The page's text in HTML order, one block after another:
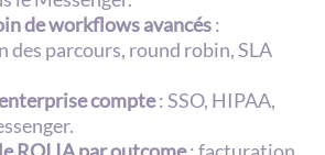
de workflows avancés :
parcours, round robin, SLA
compte : SSO, HIPAA,